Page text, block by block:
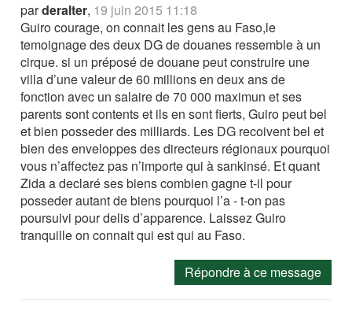
parderalter, 19 juin 2015 11:18
Guiro courage, on connait les gens au Faso,le
temoignage des deux DG de douanes ressemble à un
cirque. si un préposé de douane peut construire une
villa d’une valeur de 60 millions en deux ans de
fonction avec un salaire de 70 000 maximun et ses
parents sont contents et ils en sont fierts, Guiro peut bel
et bien posseder des milliards. Les DG recoivent bel et
bien des enveloppes des directeurs régionaux pourquoi
vous n’affectez pas n’importe qui à sankinsé. Et quant
Zida a declaré ses biens combien gagne t-il pour
posseder autant de biens pourquoi l’a - t-on pas
poursuivi pour delis d’apparence. Laissez Guiro
tranquille on connait qui est qui au Faso.
Répondre à ce message